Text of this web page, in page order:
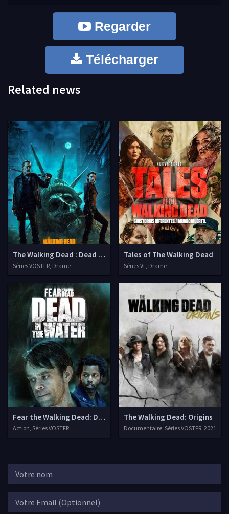
Regarder
Télécharger
Related news
The Walking Dead : Dead City
Séries VOSTFR, Drame
Tales of The Walking Dead
Séries VF, Drame
Fear the Walking Dead: Dead in the Water
Action, Séries VOSTFR
The Walking Dead: Origins
Documentaire, Séries VOSTFR, 2021